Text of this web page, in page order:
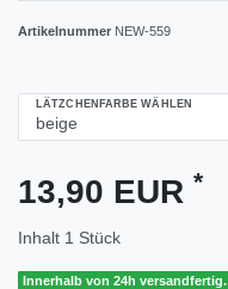
Artikelnummer NEW-559
LÄTZCHENFARBE WÄHLEN
13,90 EUR *
Inhalt 1 Stück
Innerhalb von 24h versandfertig.